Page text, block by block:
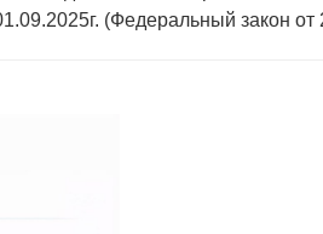
(Федеральный закон